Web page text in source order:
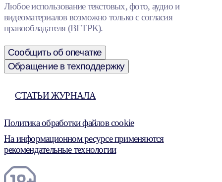
Любое использование текстовых, фото, аудио и
видеоматериалов возможно только с согласия
правообладателя (ВГТРК).
Сообщить об опечатке
Обращение в техподдержку
СТАТЬИ ЖУРНАЛА
Политика обработки файлов cookie
На информационном ресурсе применяются
рекомендательные технологии